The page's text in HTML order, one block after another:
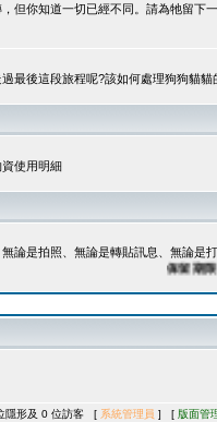
但你知道一切已經不同。請為牠留下
最後這段旅程呢?該如何處理狗狗貓貓
使用明細
論是拍照、無論是轉貼訊息、無論是
保留期限：
隱形及 0 位訪客 [ 系統管理員 ] [ 版面管